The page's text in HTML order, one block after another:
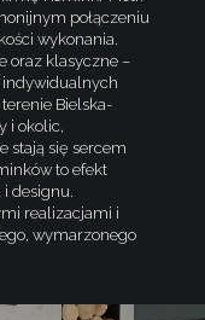
połączeniu
wykonania.
oraz klasyczne –
indywidualnych
Bielska-
i okolic,
stają się sercem
to efekt
i designu.
realizacjami i
wymarzonego